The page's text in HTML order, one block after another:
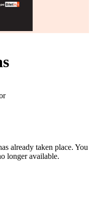
already taken place. You
longer available.